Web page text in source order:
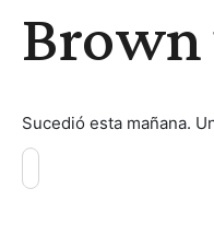
Brown
Sucedió esta mañana.